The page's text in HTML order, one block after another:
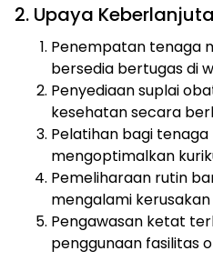
2. Upaya
Penempatan tenaga
bersedia bertugas di
Penyediaan suplai
kesehatan secara
Pelatihan bagi
mengoptimalkan
Pemeliharaan rutin
mengalami
Pengawasan ketat
penggunaan fasilitas